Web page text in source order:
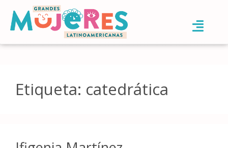
Etiqueta: catedrática